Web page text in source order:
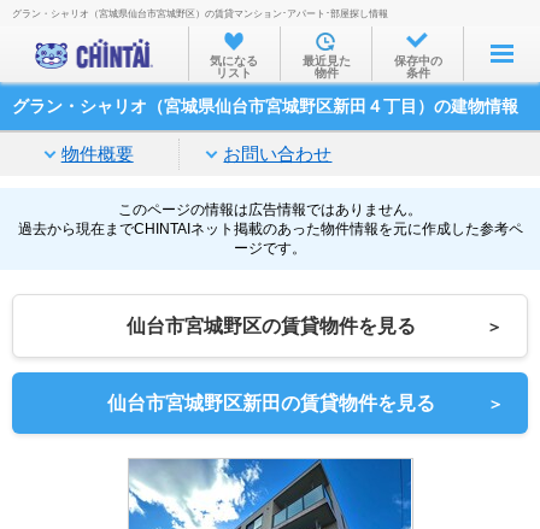
お部屋を探す
沿線・駅から
家賃相場から
通勤通学時間から
物件特集から
不動産会社から
TOP
グラン・シャリオ（宮城県仙台市宮城野区）の賃貸マンション･アパート･部屋探し情報
気になる
リスト
最近見た
物件
保存中の
条件
グラン・シャリオ（宮城県仙台市宮城野区新田４丁目）の建物情報
物件概要 お問い合わせ
このページの情報は広告情報ではありません。
過去から現在までCHINTAIネット掲載のあった物件情報を元に作成した参考ペ
ージです。
仙台市宮城野区の賃貸物件を見る ＞
仙台市宮城野区新田の賃貸物件を見る ＞